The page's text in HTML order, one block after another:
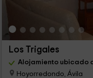
Los Trigales
Alojamiento ubicado
Hoyorredondo, Ávila